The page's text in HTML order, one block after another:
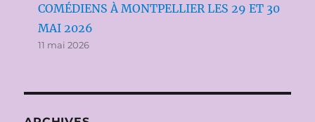
COMÉDIENS À MONTPELLIER LES 29 ET 30
MAI 2026
11 mai 2026